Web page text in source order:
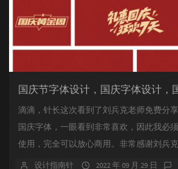
滴滴，针长这次看到了刘兵克老师免费分
国庆字体，一眼看到非常喜欢，因此我必
使用，完全可以放心商用。非常感谢刘兵
设计指南针 2022 年 09 月 29 日